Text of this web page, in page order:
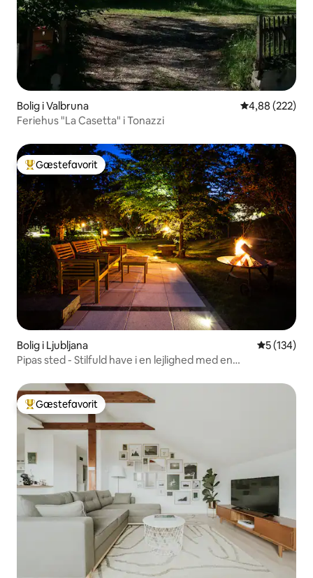
Bolig i Valbruna 4,88 ud af 5 i
4,88 (222)
Feriehus "La Casetta" i Tonazzi
Bedste gæstefavorit
Gæstefavorit
Bolig i Ljubljana 5 ud af 5 i
5 (134)
Pipas sted - Stilfuld have i en lejlighed med en
Bedste gæstefavorit
Gæstefavorit